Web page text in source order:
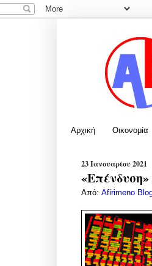
Αρχική Οικονομία
23 Ιανουαρίου 2021
Από: Afirimeno